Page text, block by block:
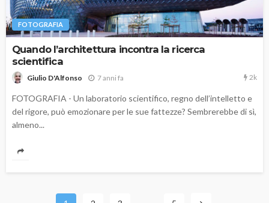
FOTOGRAFIA
Quando l’architettura incontra la ricerca
scientifica
Giulio D'Alfonso 7 anni fa 2k
FOTOGRAFIA - Un laboratorio scientifico, regno dell’intelletto e
del rigore, può emozionare per le sue fattezze? Sembrerebbe di sì,
almeno...